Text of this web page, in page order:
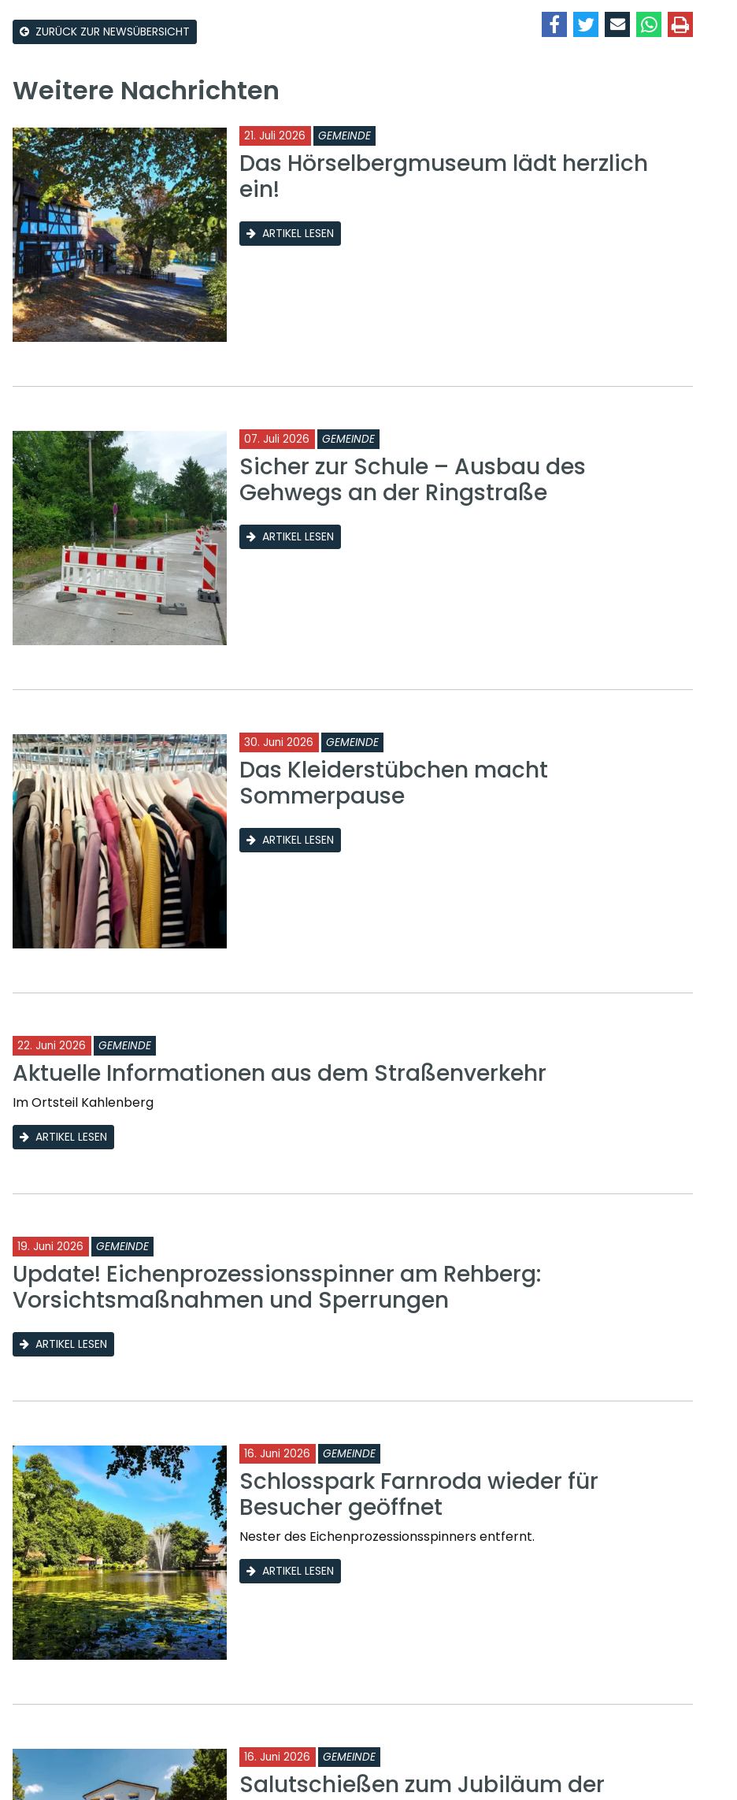
ZURÜCK ZUR NEWSÜBERSICHT
Weitere Nachrichten
21. Juli 2026 GEMEINDE
Das Hörselbergmuseum lädt herzlich
ein!
ARTIKEL LESEN
07. Juli 2026 GEMEINDE
Sicher zur Schule – Ausbau des
Gehwegs an der Ringstraße
ARTIKEL LESEN
30. Juni 2026 GEMEINDE
Das Kleiderstübchen macht
Sommerpause
ARTIKEL LESEN
22. Juni 2026 GEMEINDE
Aktuelle Informationen aus dem Straßenverkehr
Im Ortsteil Kahlenberg
ARTIKEL LESEN
19. Juni 2026 GEMEINDE
Update! Eichenprozessionsspinner am Rehberg:
Vorsichtsmaßnahmen und Sperrungen
ARTIKEL LESEN
16. Juni 2026 GEMEINDE
Schlosspark Farnroda wieder für
Besucher geöffnet
Nester des Eichenprozessionsspinners entfernt.
ARTIKEL LESEN
16. Juni 2026 GEMEINDE
Salutschießen zum Jubiläum der